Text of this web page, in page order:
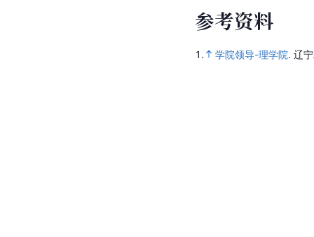
参考资料
1. 学院领导-理学院. 辽